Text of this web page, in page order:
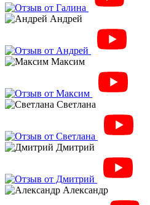
Андрей
Максим
Светлана
Дмитрий
Александр